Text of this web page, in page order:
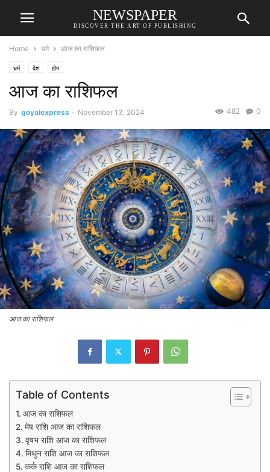
NEWSPAPER
DISCOVER THE ART OF PUBLISHING
Home धर्म आज का राशिफल
धर्म देश होम
आज का राशिफल
By goyalexpress - November 13, 2024 0
482
आज का राशिफल
Table of Contents
आज का राशिफल
मेष राशि आज का राशिफल
वृषभ राशि आज का राशिफल
मिथुन राशि आज का राशिफल
कर्क राशि आज का राशिफल